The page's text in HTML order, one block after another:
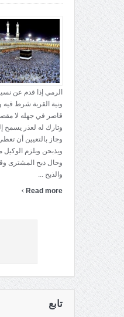
الرمي إذا قدم عن
ونية القربة شرط فيه
قاصر في جهله لا
وتارك له لعذر يسمح
وجاز بالتعيين أن
ويذبحن ويلزم
وحال ذبح المشترى
والذبح ...
Read more
›
تابع